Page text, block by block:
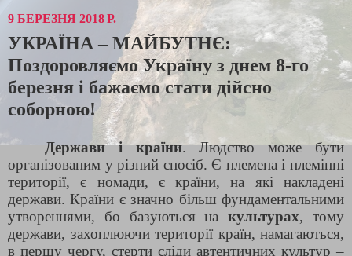
9 БЕРЕЗНЯ 2018 Р.
УКРАЇНА – МАЙБУТНЄ:
Поздоровляємо Україну з днем 8-го
березня і бажаємо стати дійсно
соборною!
Держави і країни. Людство може бути
організованим у різний спосіб. Є племена і племінні
території, є номади, є країни, на які накладені
держави. Країни є значно більш фундаментальними
утвореннями, бо базуються накультурах, тому
держави, захоплюючи території країн, намагаються,
в першу чергу, стерти сліди автентичних культур –